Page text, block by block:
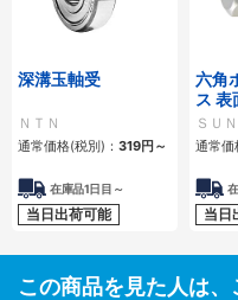
深溝玉軸受
ＮＴＮ
通常価格(税別)： 319円 ～
在庫品1日目～
当日出荷可能
六角
ス
ねじ
ＳＵ
通常価
当日
この商品を見た人は